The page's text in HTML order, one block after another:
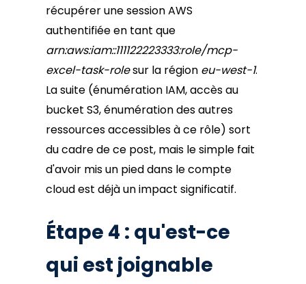
récupérer une session AWS
authentifiée en tant que
arn:aws:iam::111122223333:role/mcp-
excel-task-rolesur la région eu-west-1.
La suite (énumération IAM, accès au
bucket S3, énumération des autres
ressources accessibles à ce rôle) sort
du cadre de ce post, mais le simple fait
d'avoir mis un pied dans le compte
cloud est déjà un impact significatif.
Étape 4 : qu'est-ce
qui est joignable